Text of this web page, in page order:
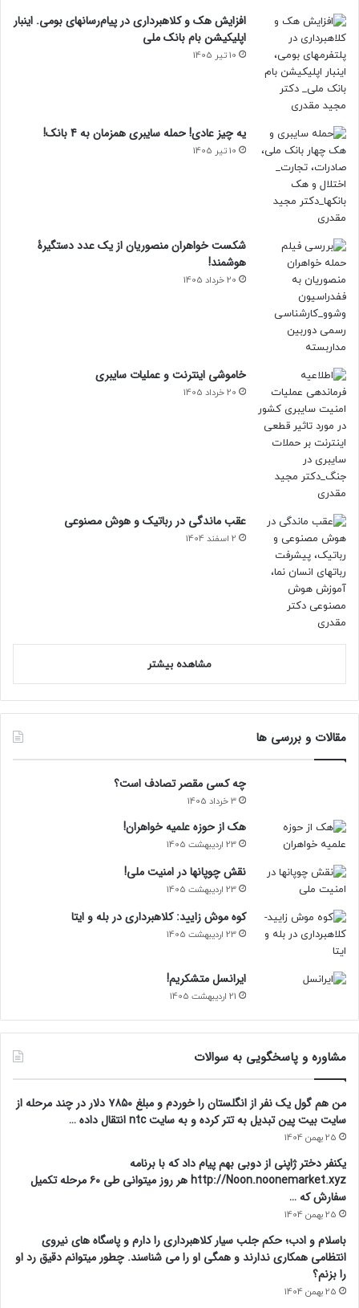
افزایش هک و کلاهبرداری در پیام‌رسانهای بومی. اینبار
اپلیکیشن بام‌ بانک ملی
10 تیر 1405
یه چیز عادی! حمله سایبری همزمان به 4 بانک!
10 تیر 1405
شکست خواهران منصوریان از یک عدد دستگیرۀ
هوشمند!
20 خرداد 1405
خاموشی اینترنت و عملیات سایبری
20 خرداد 1405
عقب ماندگی در رباتیک و هوش مصنوعی
2 اسفند 1404
مشاهده بیشتر
مقالات و بررسی ها
چه کسی مقصر تصادف است؟
3 خرداد 1405
هک از حوزه علمیه خواهران!
23 اردیبهشت 1405
نقش چوپانها در امنیت ملی!
23 اردیبهشت 1405
کوه موش زایید: کلاهبرداری در بله و ایتا
23 اردیبهشت 1405
ایرانسل متشکریم!
21 اردیبهشت 1405
مشاوره و پاسخگویی به سوالات
من هم گول یک نفر از انگلستان را خوردم و مبلغ ۷۸۵۰ دلار در چند مرحله از
سایت بیت پین تبدیل به تتر کرده و به سایت ntc انتقال داده …
25 بهمن 1404
یکنفر دختر ژاپنی از دوبی بهم پیام داد که با برنامه
http://Noon.noonemarket.xyz هر روز میتوانی طی ۶۰ مرحله تکمیل
سفارش که …
25 بهمن 1404
باسلام و ادب؛ حکم جلب سیار کلاهبرداری را دارم و پاسگاه های نیروی
انتظامی همکاری ندارند و همگی او را می شناسند. چطور میتوانم دقیق رد او
را بزنم؟
25 بهمن 1404